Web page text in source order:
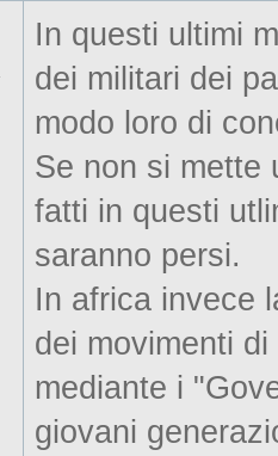
In questi ultimi
dei militari dei
modo loro di
Se non si mette
fatti in questi
saranno persi.
In africa invece
dei movimenti
mediante i
giovani